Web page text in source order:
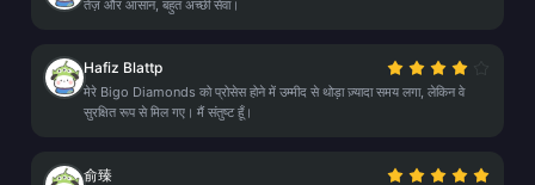
तेज़ और आसान, बहुत अच्छी सेवा।
Hafiz Blattp
मेरे Bigo Diamonds को प्रोसेस होने में उम्मीद से थोड़ा ज़्यादा समय लगा, लेकिन वे
सुरक्षित रूप से मिल गए। मैं संतुष्ट हूँ।
俞臻